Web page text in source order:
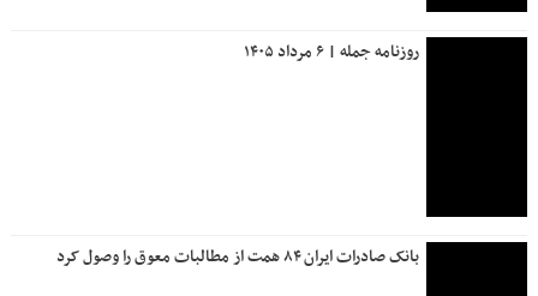
روزنامه جمله | ۶ مرداد ۱۴۰۵
بانک صادرات ایران ۸۴ همت از مطالبات معوق را وصول کرد